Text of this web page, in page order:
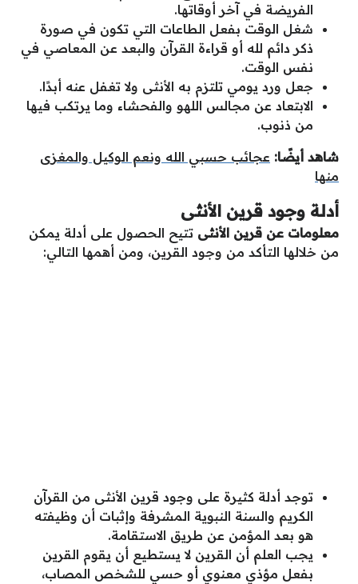
الفريضة في آخر أوقاتها.
شغل الوقت بفعل الطاعات التي تكون في صورة
ذكر دائم لله أو قراءة القرآن والبعد عن المعاصي في
نفس الوقت.
جعل ورد يومي تلتزم به الأنثى ولا تغفل عنه أبدًا.
الابتعاد عن مجالس اللهو والفحشاء وما يرتكب فيها
من ذنوب.
شاهد أيضًا: عجائب حسبي الله ونعم الوكيل والمغزى
منها
أدلة وجود قرين الأنثى
معلومات عن قرين الأنثى تتيح الحصول على أدلة يمكن
من خلالها التأكد من وجود القرين، ومن أهمها التالي:
توجد أدلة كثيرة على وجود قرين الأنثى من القرآن
الكريم والسنة النبوية المشرفة وإثبات أن وظيفته
هو بعد المؤمن عن طريق الاستقامة.
يجب العلم أن القرين لا يستطيع أن يقوم القرين
بفعل مؤذي معنوي أو حسي للشخص المصاب،